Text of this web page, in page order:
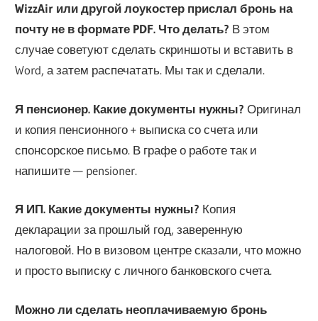
WizzAir или другой лоукостер прислал бронь на
почту не в формате PDF. Что делать? В этом
случае советуют сделать скриншоты и вставить в
Word, а затем распечатать. Мы так и сделали.
Я пенсионер. Какие документы нужны? Оригинал
и копия пенсионного + выписка со счета или
спонсорское письмо. В графе о работе так и
напишите — pensioner.
Я ИП. Какие документы нужны? Копия
декларации за прошлый год, заверенную
налоговой. Но в визовом центре сказали, что можно
и просто выписку с личного банковского счета.
Можно ли сделать неоплачиваемую бронь